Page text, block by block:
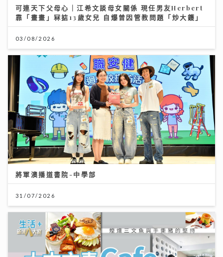
可連天下父母心｜江希文談母女關係 現任男友Herbert
靠「畫畫」冧掂13歲女兒 自爆曾因管教問題「炒大鑊」
03/08/2026
將軍澳播道書院-中學部
31/07/2026